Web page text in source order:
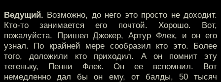
Ведущий. Возможно, до него это просто не доходит.
Кто-то занимается его почтой. Хорошо. Вот,
пожалуйста. Пришел Джокер, Артур Флек, и он его
узнал. По крайней мере сообразил кто это. Более
того, доложили кто приходил. А он помнит эту
тетеньку, Пенни Флек. Он ее вспомнил. Вот
немедленно дал бы он ему, от балды, 50 тысяч